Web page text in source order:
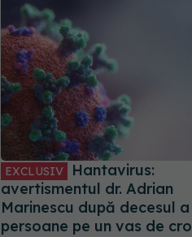
EXCLUSIV
Hantavirus:
avertismentul dr. Adrian
Marinescu după decesul
persoane pe un vas de